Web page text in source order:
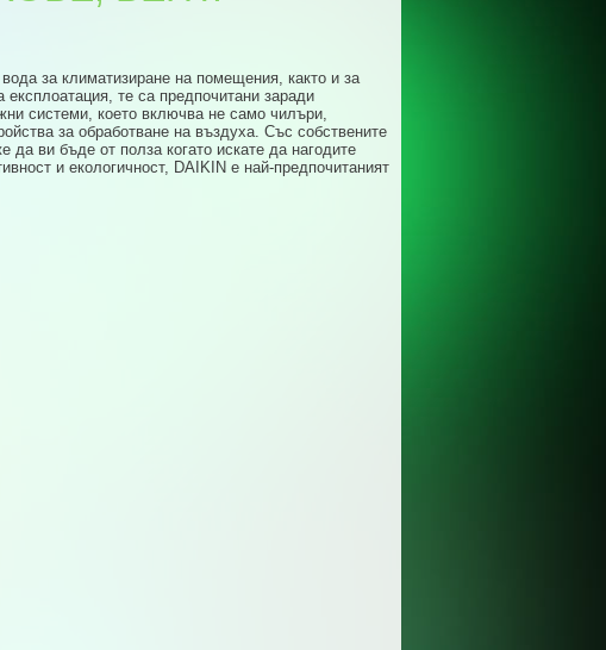
за климатизиране на помещения, както и за
те са предпочитани заради
системи, което включва не само чилъри,
за обработване на въздуха. Със собствените
да ви бъде от полза когато искате да нагодите
и екологичност, DAIKIN е най-предпочитаният